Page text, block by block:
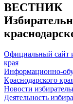
ВЕСТНИК
Официальный сайт
края
Информационно-
Краснодарского
Новости
Деятельность